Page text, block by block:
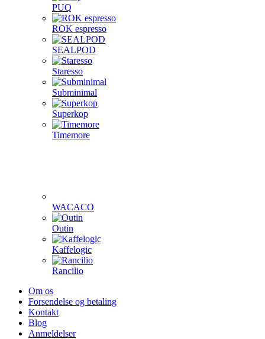
PUQ
ROK espresso
SEALPOD
Staresso
Subminimal
Superkop
Timemore
WACACO
Outin
Kaffelogic
Rancilio
Om os
Forsendelse og betaling
Kontakt
Blog
Anmeldelser